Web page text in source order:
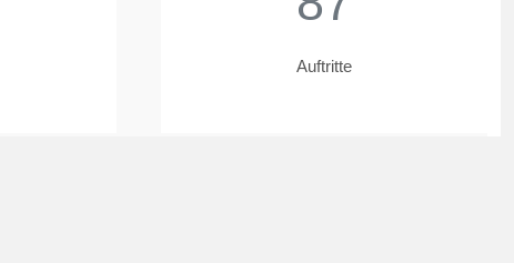
Auftritte